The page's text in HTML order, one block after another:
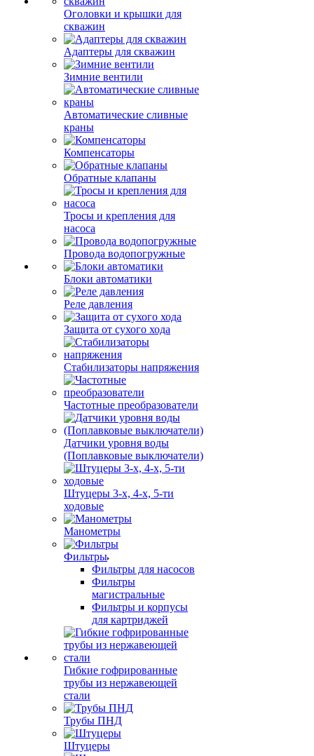
Оголовки и крышки для
скважин
Адаптеры для скважин
Зимние вентили
Автоматические сливные
краны
Компенсаторы
Обратные клапаны
Тросы и крепления для
насоса
Провода водопогружные
Блоки автоматики
Реле давления
Защита от сухого хода
Стабилизаторы напряжения
Частотные преобразователи
Датчики уровня воды
(Поплавковые выключатели)
Штуцеры 3-х, 4-х, 5-ти
ходовые
Манометры
Фильтры
Фильтры для насосов
Фильтры
магистральные
Фильтры и корпусы
для картриджей
Гибкие гофрированные
трубы из нержавеющей
стали
Трубы ПНД
Штуцеры